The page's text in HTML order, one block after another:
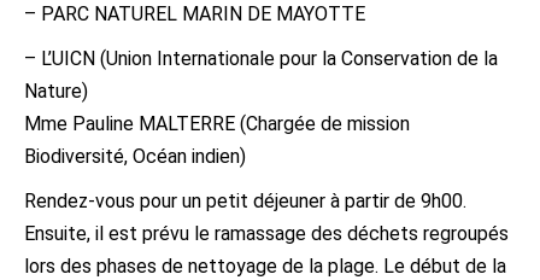
– PARC NATUREL MARIN DE MAYOTTE
– L’UICN (Union Internationale pour la Conservation de la
Nature)
Mme Pauline MALTERRE (Chargée de mission
Biodiversité, Océan indien)
Rendez-vous pour un petit déjeuner à partir de 9h00.
Ensuite, il est prévu le ramassage des déchets regroupés
lors des phases de nettoyage de la plage. Le début de la